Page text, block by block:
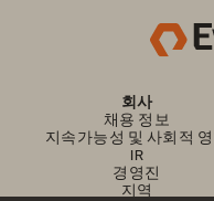
회사
채용 정보
지속가능성 및 사회적
IR
경영진
지역